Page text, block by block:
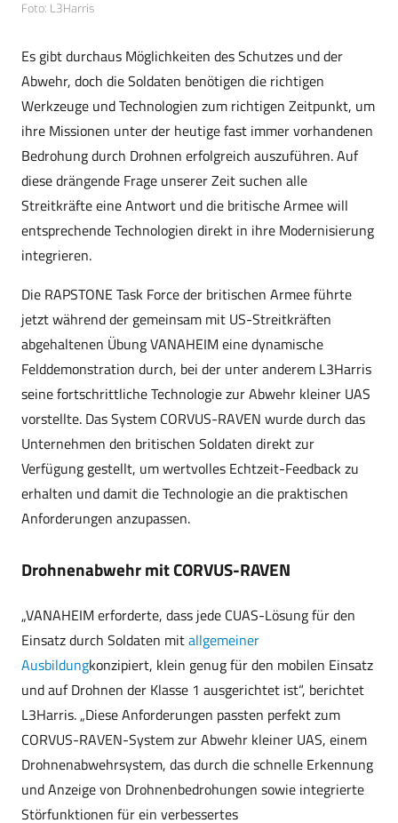
Foto: L3Harris
Es gibt durchaus Möglichkeiten des Schutzes und der
Abwehr, doch die Soldaten benötigen die richtigen
Werkzeuge und Technologien zum richtigen Zeitpunkt, um
ihre Missionen unter der heutige fast immer vorhandenen
Bedrohung durch Drohnen erfolgreich auszuführen. Auf
diese drängende Frage unserer Zeit suchen alle
Streitkräfte eine Antwort und die britische Armee will
entsprechende Technologien direkt in ihre Modernisierung
integrieren.
Die RAPSTONE Task Force der britischen Armee führte
jetzt während der gemeinsam mit US-Streitkräften
abgehaltenen Übung VANAHEIM eine dynamische
Felddemonstration durch, bei der unter anderem L3Harris
seine fortschrittliche Technologie zur Abwehr kleiner UAS
vorstellte. Das System CORVUS-RAVEN wurde durch das
Unternehmen den britischen Soldaten direkt zur
Verfügung gestellt, um wertvolles Echtzeit-Feedback zu
erhalten und damit die Technologie an die praktischen
Anforderungen anzupassen.
Drohnenabwehr mit CORVUS-RAVEN
„VANAHEIM erforderte, dass jede CUAS-Lösung für den
Einsatz durch Soldaten mitallgemeiner
Ausbildungkonzipiert, klein genug für den mobilen Einsatz
und auf Drohnen der Klasse 1 ausgerichtet ist“, berichtet
L3Harris. „Diese Anforderungen passten perfekt zum
CORVUS-RAVEN-System zur Abwehr kleiner UAS, einem
Drohnenabwehrsystem, das durch die schnelle Erkennung
und Anzeige von Drohnenbedrohungen sowie integrierte
Störfunktionen für ein verbessertes